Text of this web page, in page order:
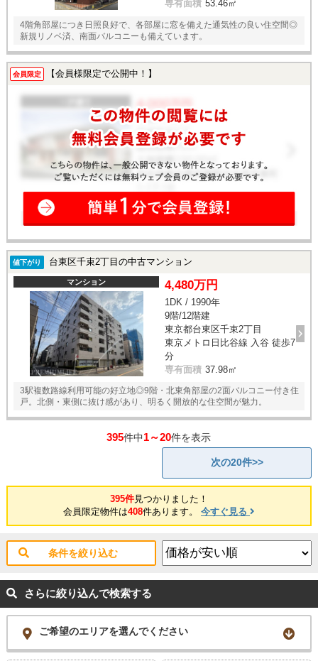
専有面積 53.46㎡
4階角部屋につき日照良好で、各部屋に窓を備えた通気性の良い住空間◎
新規リノベ済、南面バルコニーも備えています。
会員限定 【会員様限定で公開中！】
値下がり 台東区千束2丁目の中古マンション
マンション 4,480万円
1DK / 1990年
9階/12階建
東京都台東区千束2丁目
東京メトロ日比谷線 入谷 徒歩7
分
専有面積 37.98㎡
3駅複数路線利用可能の好立地◎9階・北東角部屋の2面バルコニー付き住
戸。北側・東側に抜け感があり、明るく開放的な住空間が魅力。
395件中1～20件を表示
次の20件>>
395件見つかりました！
会員限定物件は408件あります。 今すぐ見る
条件を絞り込む
さらに絞り込んで検索する
ご希望のエリアを選んでください